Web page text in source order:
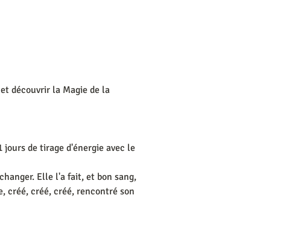
découvrir la Magie de la
jours de tirage d'énergie avec le
Elle l'a fait, et bon sang,
créé, créé, créé, rencontré son